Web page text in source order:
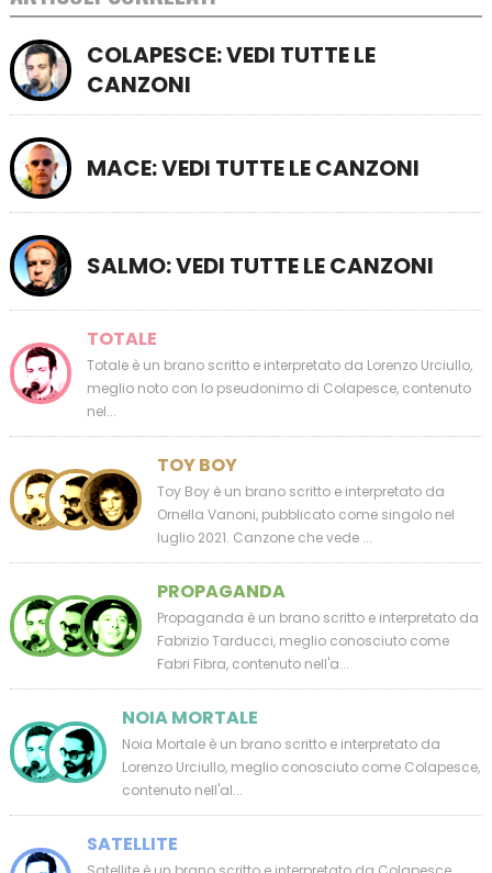
COLAPESCE: VEDI TUTTE LE
CANZONI
MACE: VEDI TUTTE LE CANZONI
SALMO: VEDI TUTTE LE CANZONI
TOTALE
Totale è un brano scritto e interpretato da Lorenzo Urciullo,
meglio noto con lo pseudonimo di Colapesce, contenuto
nel...
TOY BOY
Toy Boy è un brano scritto e interpretato da
Ornella Vanoni, pubblicato come singolo nel
luglio 2021. Canzone che vede ...
PROPAGANDA
Propaganda è un brano scritto e interpretato da
Fabrizio Tarducci, meglio conosciuto come
Fabri Fibra, contenuto nell'a...
NOIA MORTALE
Noia Mortale è un brano scritto e interpretato da
Lorenzo Urciullo, meglio conosciuto come Colapesce,
contenuto nell'al...
SATELLITE